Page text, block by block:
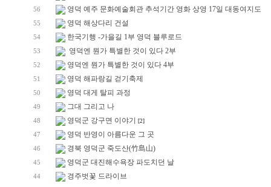
56 영덕 예주 문화예술회관 추석기간 영화 상영 17일 대동여지도
55 영덕 해상다리 건설
54 한국기행 -가을길 1부 영덕 블루로드
53 영덕엔 뭔가 특별한 것이 있다 2부
52 영덕엔 뭔가 특별한 것이 있다 4부
51 영덕 해파랑길 걷기축제
50 영덕 대게 탈피 과정
49 그대 그리고 나
48 영덕군 강구면 이야기 [2]
47 영덕 반영이 아름다운 그 곳
46 경북 영덕군 죽도산(竹島山)
45 영덕군 대진해수욕장 파도치던 날
44 경주벗꽃 드라이브